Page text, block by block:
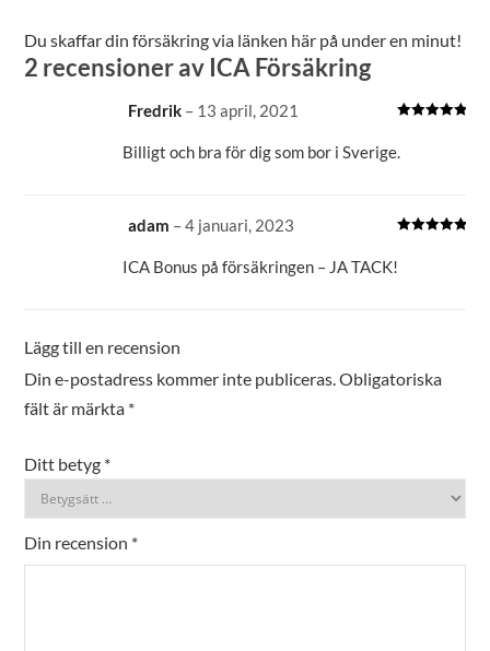
Du skaffar din försäkring via länken här på under en minut!
2 recensioner av ICA Försäkring
Fredrik – 13 april, 2021
Billigt och bra för dig som bor i Sverige.
adam –4 januari, 2023
ICA Bonus på försäkringen – JA TACK!
Lägg till en recension
Din e-postadress kommer inte publiceras. Obligatoriska
fält är märkta *
Ditt betyg *
Din recension *